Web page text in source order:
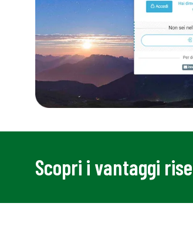
Scopri i vantaggi